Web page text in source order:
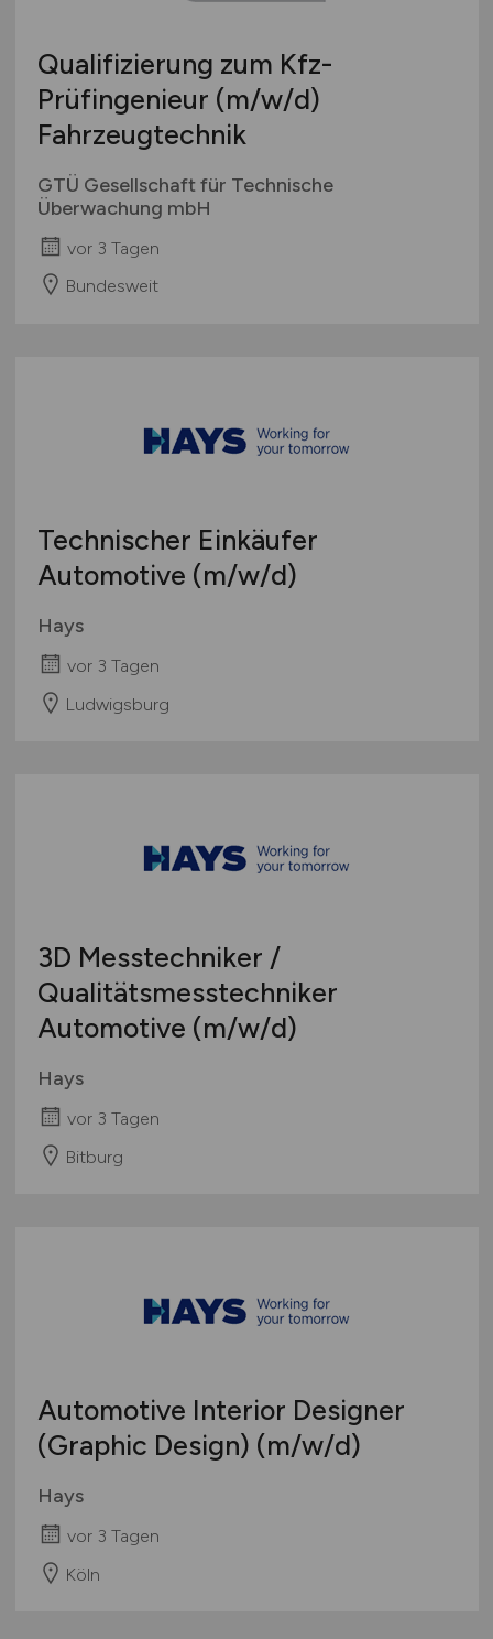
Qualifizierung zum Kfz-
Prüfingenieur (m/w/d)
Fahrzeugtechnik
GTÜ Gesellschaft für Technische
Überwachung mbH
vor 3 Tagen
Bundesweit
Technischer Einkäufer
Automotive (m/w/d)
Hays
vor 3 Tagen
Ludwigsburg
3D Messtechniker /
Qualitätsmesstechniker
Automotive (m/w/d)
Hays
vor 3 Tagen
Bitburg
Automotive Interior Designer
(Graphic Design) (m/w/d)
Hays
vor 3 Tagen
Köln